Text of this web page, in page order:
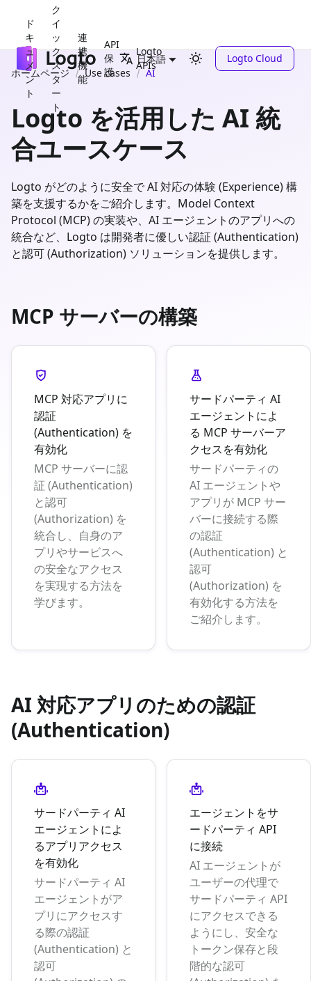
ド
キ
ュ
メ
ン
ト
ク
イ
ッ
ク
ス
タ
ー
ト
連
携
機
能
API
保
護
Logto
APIs
日本語
Logto Cloud
ホームページ
Use cases AI
Logto を活用した AI 統
合ユースケース
Logto がどのように安全で AI 対応の体験 (Experience) 構
築を支援するかをご紹介します。Model Context
Protocol (MCP) の実装や、AI エージェントのアプリへの
統合など、Logto は開発者に優しい認証 (Authentication)
と認可 (Authorization) ソリューションを提供します。
MCP サーバーの構築
MCP 対応アプリに
認証
(Authentication) を
有効化
MCP サーバーに認
証 (Authentication)
と認可
(Authorization) を
統合し、自身のア
プリやサービスへ
の安全なアクセス
を実現する方法を
学びます。
サードパーティ AI
エージェントによ
る MCP サーバーア
クセスを有効化
サードパーティの
AI エージェントや
アプリが MCP サー
バーに接続する際
の認証
(Authentication) と
認可
(Authorization) を
有効化する方法を
ご紹介します。
AI 対応アプリのための認証
(Authentication)
サードパーティ AI
エージェントによ
るアプリアクセス
を有効化
サードパーティ AI
エージェントがア
プリにアクセスす
る際の認証
(Authentication) と
認可
エージェントをサ
ードパーティ API
に接続
AI エージェントが
ユーザーの代理で
サードパーティ API
にアクセスできる
ようにし、安全な
トークン保存と段
階的な認可